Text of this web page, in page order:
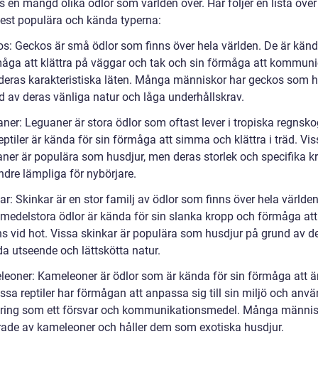
en mängd olika ödlor som världen över. Här följer en lista
populära och kända typerna:
Geckos är små ödlor som finns över hela världen. De är
att klättra på väggar och tak och sin förmåga att
karakteristiska läten. Många människor har geckos som
av deras vänliga natur och låga underhållskrav.
Leguaner är stora ödlor som oftast lever i tropiska
är kända för sin förmåga att simma och klättra i träd.
är populära som husdjur, men deras storlek och specifika
lämpliga för nybörjare.
Skinkar är en stor familj av ödlor som finns över hela
ödlor är kända för sin slanka kropp och förmåga
vid hot. Vissa skinkar är populära som husdjur på grund av
utseende och lättskötta natur.
Kameleoner är ödlor som är kända för sin förmåga att
reptiler har förmågan att anpassa sig till sin miljö och
som ett försvar och kommunikationsmedel. Många
av kameleoner och håller dem som exotiska husdjur.